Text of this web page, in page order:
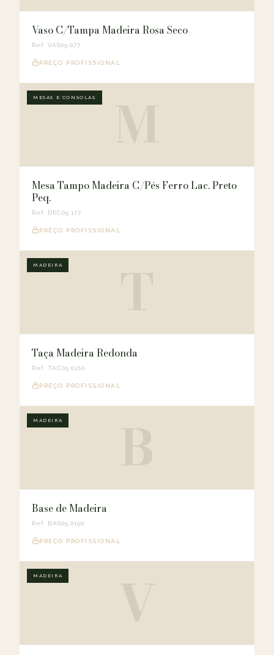
Vaso C/Tampa Madeira Rosa Seco
Ref. VAS05.077
PREÇO PROFISSIONAL
MESAS E CONSOLAS
Mesa Tampo Madeira C/Pés Ferro Lac. Preto
Peq.
Ref. DEC05.177
PREÇO PROFISSIONAL
MADEIRA
Taça Madeira Redonda
Ref. TAC05.0210
PREÇO PROFISSIONAL
MADEIRA
Base de Madeira
Ref. BAS05.0150
PREÇO PROFISSIONAL
MADEIRA